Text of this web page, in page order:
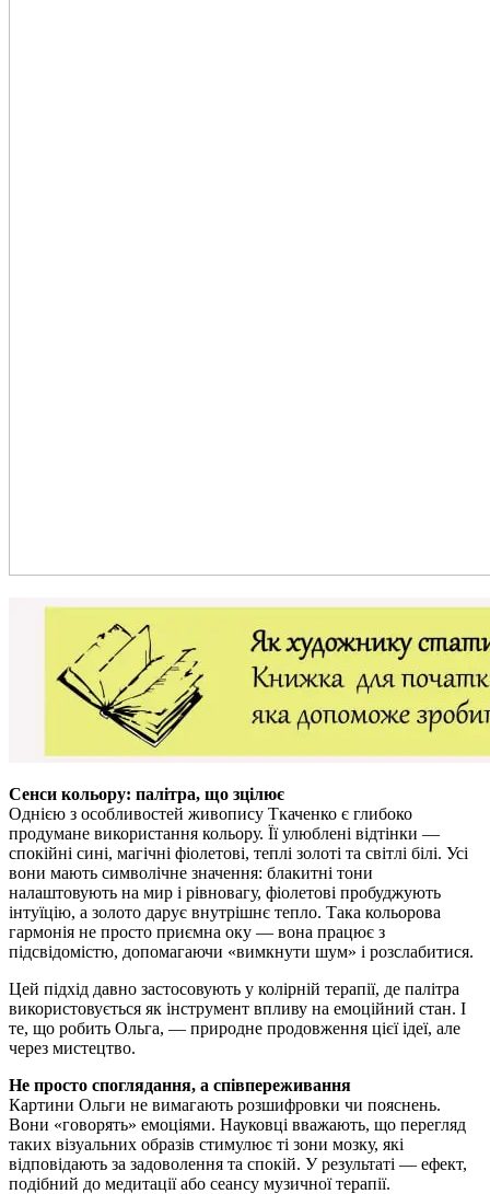
Сенси кольору: палітра, що зцілює
Однією з особливостей живопису Ткаченко є глибоко
продумане використання кольору. Її улюблені відтінки —
спокійні сині, магічні фіолетові, теплі золоті та світлі білі. Усі
вони мають символічне значення: блакитні тони
налаштовують на мир і рівновагу, фіолетові пробуджують
інтуїцію, а золото дарує внутрішнє тепло. Така кольорова
гармонія не просто приємна оку — вона працює з
підсвідомістю, допомагаючи «вимкнути шум» і розслабитися.
Цей підхід давно застосовують у колірній терапії, де палітра
використовується як інструмент впливу на емоційний стан. І
те, що робить Ольга, — природне продовження цієї ідеї, але
через мистецтво.
Не просто споглядання, а співпереживання
Картини Ольги не вимагають розшифровки чи пояснень.
Вони «говорять» емоціями. Науковці вважають, що перегляд
таких візуальних образів стимулює ті зони мозку, які
відповідають за задоволення та спокій. У результаті — ефект,
подібний до медитації або сеансу музичної терапії.